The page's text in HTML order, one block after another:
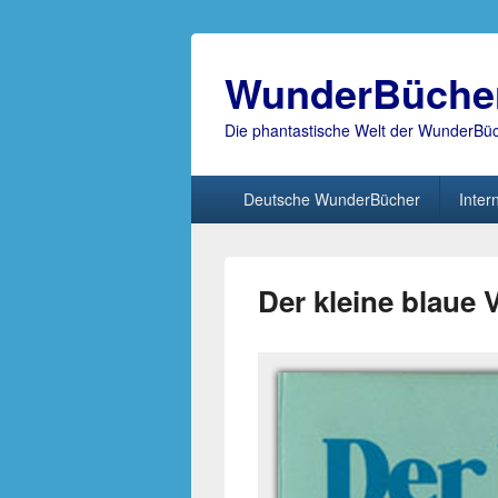
Die phantastische Welt der
Deutsche WunderBücher
Der kleine blaue